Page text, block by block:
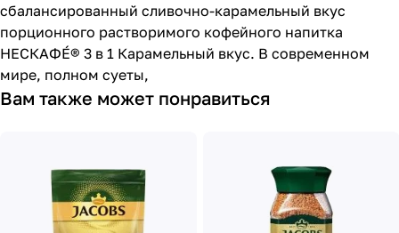
сбалансированный сливочно-карамельный вкус
порционного растворимого кофейного напитка
НЕСКАФÉ® 3 в 1 Карамельный вкус. В современном
мире, полном суеты,
Вам также может понравиться